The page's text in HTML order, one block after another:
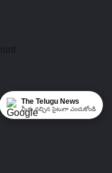
The Telugu News
మీకు నచ్చిన సైటుగా ఎంచుకోండి